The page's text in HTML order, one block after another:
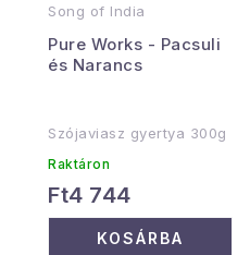
Song of India
Pure Works - Pacsuli
és Narancs
Szójaviasz gyertya 300g
Raktáron
Ft4 744
KOSÁRBA